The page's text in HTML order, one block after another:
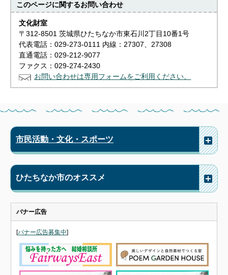
このページに関するお問い合わせ
文化財室
〒312-8501 茨城県ひたちなか市東石川2丁目10番1号
代表電話：029-273-0111 内線：27307、27308
直通電話：029-212-9077
ファクス：029-274-2430
お問い合わせは専用フォームをご利用ください。
市民活動・文化・スポーツ
ひたちなか市のオススメ
バナー広告
[バナー広告募集中]